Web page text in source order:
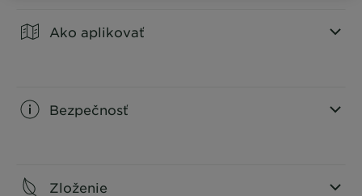
Ako aplikovať
Bezpečnosť
Zloženie